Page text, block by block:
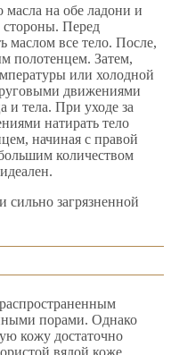
масла на обе ладони и
стороны. Перед
маслом все тело. После,
полотенцем. Затем,
или холодной
движениями
и тела. При уходе за
натирать тело
начиная с правой
количеством
загрязненной
порами. Однако
кожу достаточно
вялой коже,